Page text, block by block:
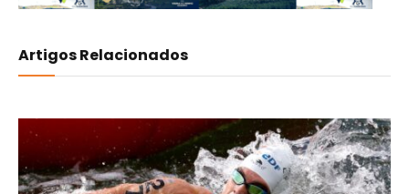
Artigos Relacionados